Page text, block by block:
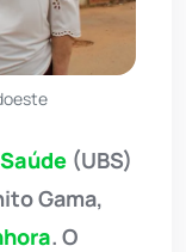
Saúde (UBS)
Gama,
. O